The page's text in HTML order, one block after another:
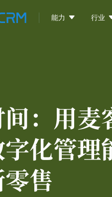
能力  行业
： 用麦
化管理
售